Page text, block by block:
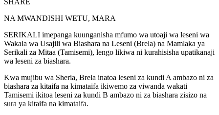
NA MWANDISHI WETU, MARA
SERIKALI imepanga kuunganisha mfumo wa utoaji wa leseni wa
Wakala wa Usajili wa Biashara na Leseni (Brela) na Mamlaka ya
Serikali za Mitaa (Tamisemi), lengo likiwa ni kurahisisha upatikanaji
wa leseni za biashara.
Kwa mujibu wa Sheria, Brela inatoa leseni za kundi A ambazo ni za
biashara za kitaifa na kimataifa ikiwemo za viwanda wakati
Tamisemi ikitoa leseni za kundi B ambazo ni za biashara zisizo na
sura ya kitaifa na kimataifa.